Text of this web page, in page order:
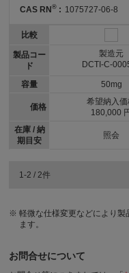
CAS RN® : 1075727-06-8
比較
製品コー
ド
容量
価格
在庫 / 納
期目安
製造元
DCTI-C-
50mg
希望納入価
180,000
照会
1-2 / 2件
軽微な仕様変更などにより製
ます。
お問合せについて